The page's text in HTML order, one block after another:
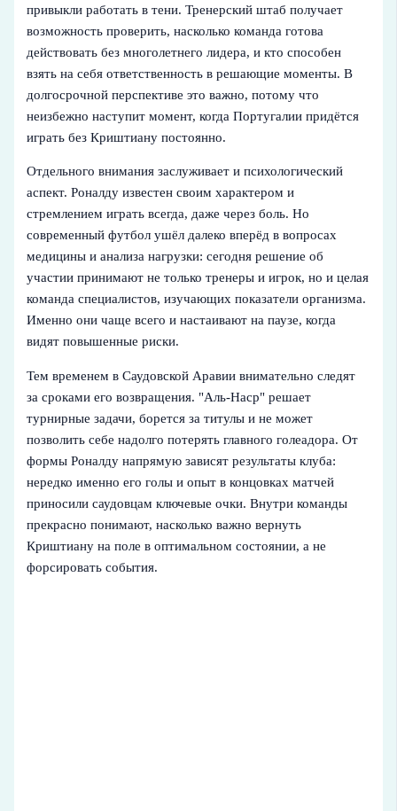
привыкли работать в тени. Тренерский штаб получает
возможность проверить, насколько команда готова
действовать без многолетнего лидера, и кто способен
взять на себя ответственность в решающие моменты. В
долгосрочной перспективе это важно, потому что
неизбежно наступит момент, когда Португалии придётся
играть без Криштиану постоянно.
Отдельного внимания заслуживает и психологический
аспект. Роналду известен своим характером и
стремлением играть всегда, даже через боль. Но
современный футбол ушёл далеко вперёд в вопросах
медицины и анализа нагрузки: сегодня решение об
участии принимают не только тренеры и игрок, но и целая
команда специалистов, изучающих показатели организма.
Именно они чаще всего и настаивают на паузе, когда
видят повышенные риски.
Тем временем в Саудовской Аравии внимательно следят
за сроками его возвращения. "Аль-Наср" решает
турнирные задачи, борется за титулы и не может
позволить себе надолго потерять главного голеадора. От
формы Роналду напрямую зависят результаты клуба:
нередко именно его голы и опыт в концовках матчей
приносили саудовцам ключевые очки. Внутри команды
прекрасно понимают, насколько важно вернуть
Криштиану на поле в оптимальном состоянии, а не
форсировать события.